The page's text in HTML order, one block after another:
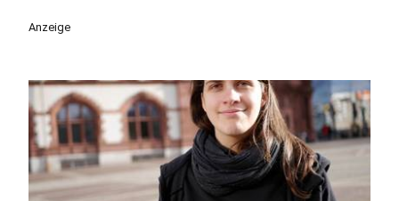
Anzeige